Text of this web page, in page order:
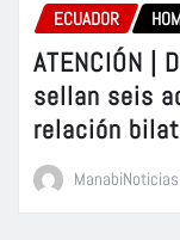
ECUADOR
ATENCIÓN |
sellan seis
relación
ManabiNoticias